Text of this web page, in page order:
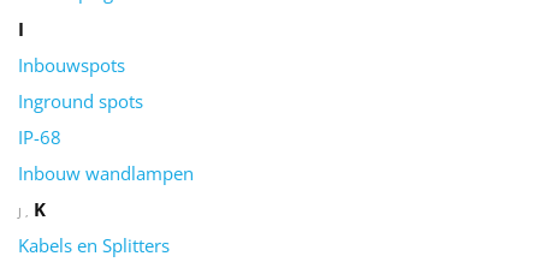
I
Inbouwspots
Inground spots
IP-68
Inbouw wandlampen
J
K
Kabels en Splitters